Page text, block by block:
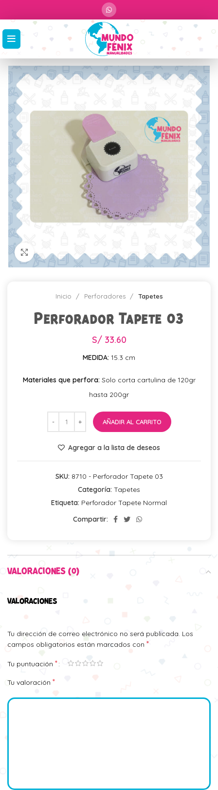
Click para agrandar
Inicio Perforadores Tapetes
Perforador Tapete 03
S/33.60
MEDIDA: 15.3 cm
Materiales que perfora: Solo corta cartulina de 120gr
hasta 200gr
AÑADIR AL CARRITO
Agregar a la lista de deseos
SKU: 8710 - Perforador Tapete 03
Categoría: Tapetes
Etiqueta: Perforador Tapete Normal
Compartir:
VALORACIONES (0)
VALORACIONES
Tu dirección de correo electrónico no será publicada. Los
campos obligatorios están marcados con *
Tu puntuación *
Tu valoración *